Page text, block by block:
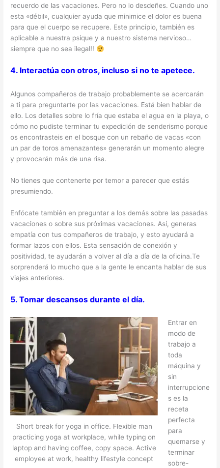
recuerdo de las vacaciones. Pero no lo desdeñes. Cuando uno
esta «débil», cualquier ayuda que minimice el dolor es buena
para que el cuerpo se recupere. Este principio, también es
aplicable a nuestra psique y a nuestro sistema nervioso…
siempre que no sea ilegal!!
4. Interactúa con otros, incluso si no te apetece.
Algunos compañeros de trabajo probablemente se acercarán
a ti para preguntarte por las vacaciones. Está bien hablar de
ello. Los detalles sobre lo fría que estaba el agua en la playa, o
cómo no pudiste terminar tu expedición de senderismo porque
os encontrasteis en el bosque con un rebaño de vacas «con
un par de toros amenazantes» generarán un momento alegre
y provocarán más de una risa.
No tienes que contenerte por temor a parecer que estás
presumiendo.
Enfócate también en preguntar a los demás sobre las pasadas
vacaciones o sobre sus próximas vacaciones. Así, generas
empatía con tus compañeros de trabajo, y esto ayudará a
formar lazos con ellos. Esta sensación de conexión y
positividad, te ayudarán a volver al día a día de la oficina.Te
sorprenderá lo mucho que a la gente le encanta hablar de sus
viajes anteriores.
5. Tomar descansos durante el día.
Short break for yoga in office. Flexible man
practicing yoga at workplace, while typing on
laptop and having coffee, copy space. Active
employee at work, healthy lifestyle concept
Entrar en
modo de
trabajo a
toda
máquina y
sin
interrupcione
s es la
receta
perfecta
para
quemarse y
terminar
sobre-